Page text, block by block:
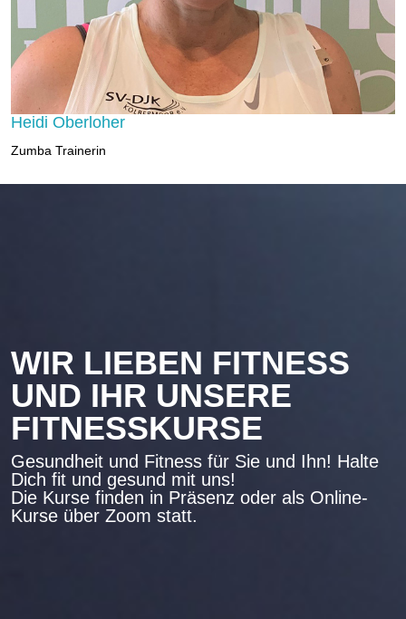
Heidi Oberloher
Zumba Trainerin
WIR LIEBEN FITNESS
UND IHR UNSERE
FITNESSKURSE
Gesundheit und Fitness für Sie und Ihn! Halte
Dich fit und gesund mit uns!
Die Kurse finden in Präsenz oder als Online-
Kurse über Zoom statt.